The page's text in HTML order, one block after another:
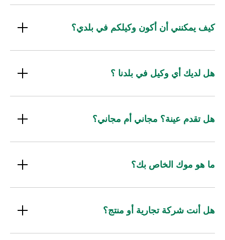
كيف يمكنني أن أكون وكيلكم في بلدي؟
هل لديك أي وكيل في بلدنا ؟
هل تقدم عينة؟ مجاني أم مجاني؟
ما هو موك الخاص بك؟
هل أنت شركة تجارية أو منتج؟